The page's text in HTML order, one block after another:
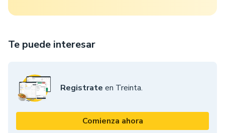
Te puede interesar
Registrate en Treinta.
Comienza ahora